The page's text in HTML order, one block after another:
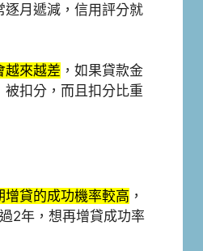
月遞減，信用評分就
越來越差 ，如果貸款金
扣分，而且扣分比重
貸的成功機率較高 ，
2年，想再增貸成功率